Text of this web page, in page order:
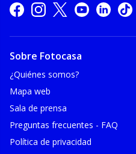
Sobre Fotocasa
¿Quiénes somos?
Mapa web
Sala de prensa
Preguntas frecuentes - FAQ
Política de privacidad